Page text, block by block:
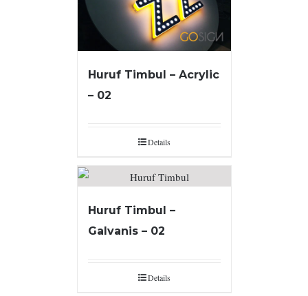
Huruf Timbul – Acrylic
– 02
Details
Huruf Timbul –
Galvanis – 02
Details